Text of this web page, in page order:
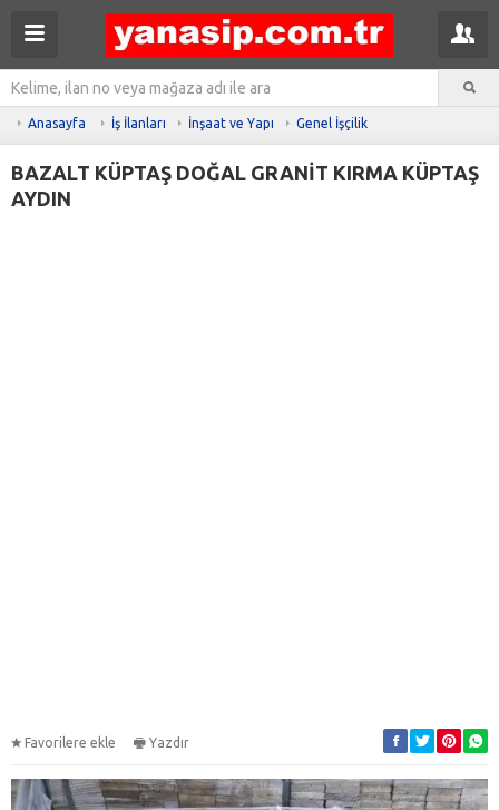
Anasayfa İş İlanları İnşaat ve Yapı Genel İşçilik
BAZALT KÜPTAŞ DOĞAL GRANİT KIRMA KÜPTAŞ
AYDIN
Favorilere ekle Yazdır